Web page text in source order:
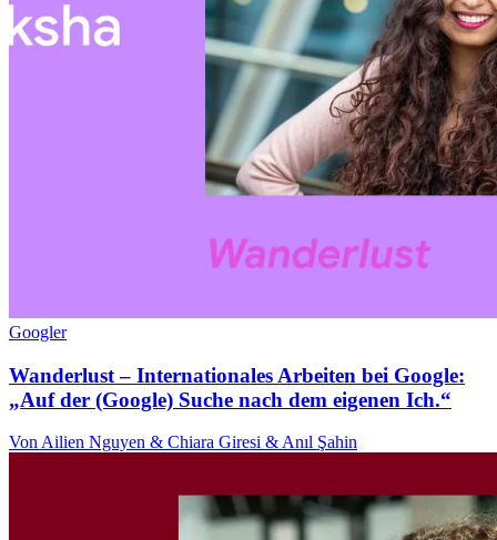
Googler
Wanderlust – Internationales Arbeiten bei Google:
„Auf der (Google) Suche nach dem eigenen Ich.“
Von Ailien Nguyen & Chiara Giresi & Anıl Şahin